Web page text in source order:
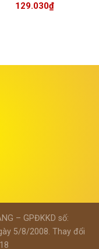
129.030₫
– GPĐKKD số:
5/8/2008. Thay đổi